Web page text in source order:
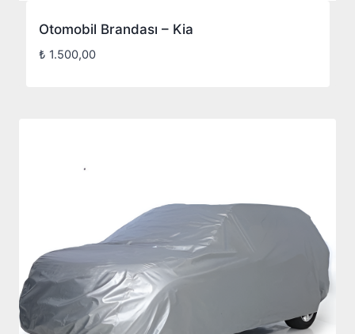
Otomobil Brandası – Kia
₺ 1.500,00